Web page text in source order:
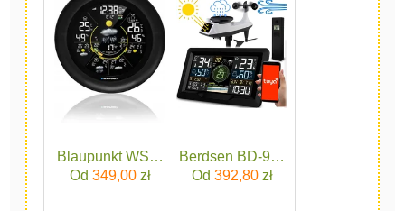
Blaupunkt WS65BK App
Od 349,00zł
Berdsen BD-914 Czarny
Od 392,80zł